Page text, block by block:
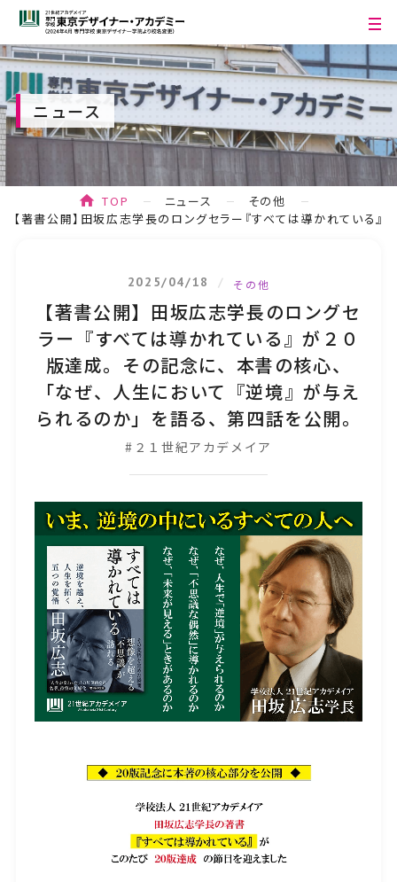
ニュース
TOP ニュース
その他
【著書公開】田坂広志学長のロングセラー『すべては導かれている』
2025/04/18 その他
【著書公開】田坂広志学長のロングセ
ラー『すべては導かれている』が２０
版達成。その記念に、本書の核心、
「なぜ、人生において『逆境』が与え
られるのか」を語る、第四話を公開。
#２１世紀アカデメイア